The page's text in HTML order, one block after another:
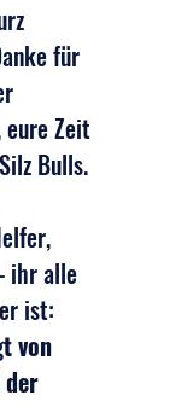
für
eure Zeit
Bulls.
ihr alle
ist:
von
der